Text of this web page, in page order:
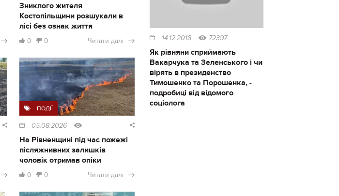
Зниклого жителя
Костопільщини розшукали в
лісі без ознак життя
0 0 Читати далі
ПОДІЇ
05.08.2026
На Рівненщині під час пожежі
післяжнивних залишків
чоловік отримав опіки
0 0 Читати далі
14.12.2018 72397
Як рівняни сприймають
Вакарчука та Зеленського і чи
вірять в президенство
Тимошенко та Порошенка, -
подробиці від відомого
соціолога